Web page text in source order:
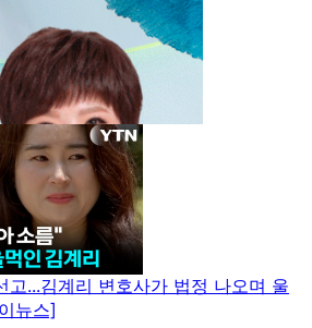
...김계리 변호사가 법정 나오며 울
뉴스]